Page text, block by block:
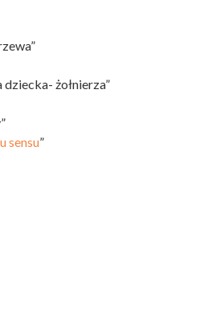
dziecka- żołnierza”
sensu”